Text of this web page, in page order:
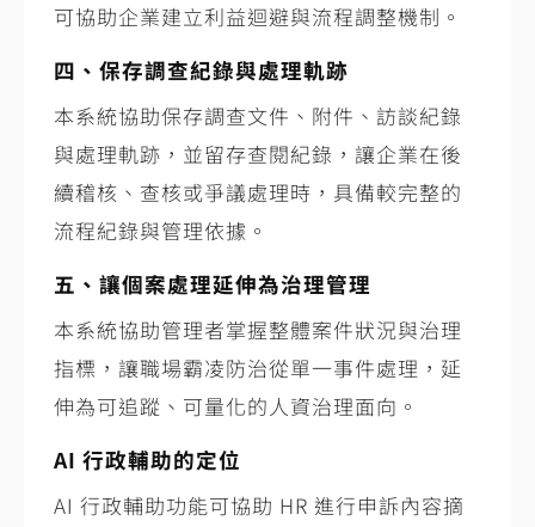
可協助企業建立利益迴避與流程調整機制。
四、保存調查紀錄與處理軌跡
本系統協助保存調查文件、附件、訪談紀錄
與處理軌跡，並留存查閱紀錄，讓企業在後
續稽核、查核或爭議處理時，具備較完整的
流程紀錄與管理依據。
五、讓個案處理延伸為治理管理
本系統協助管理者掌握整體案件狀況與治理
指標，讓職場霸凌防治從單一事件處理，延
伸為可追蹤、可量化的人資治理面向。
AI 行政輔助的定位
AI 行政輔助功能可協助 HR 進行申訴內容摘